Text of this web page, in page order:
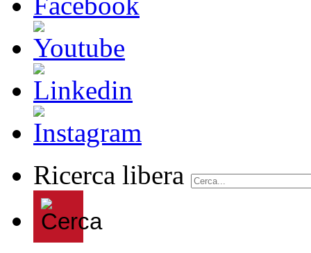
Ricerca libera